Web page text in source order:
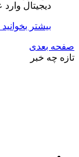
دیجیتال
بیشتر بخوانید
صفحه بعدی
تازه چه خبر